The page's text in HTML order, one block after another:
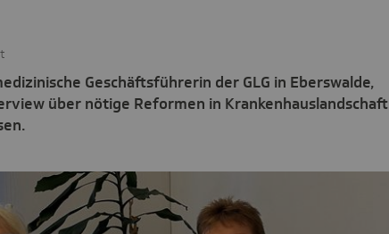
Geschäftsführerin der GLG in Eberswalde,
über nötige Reformen in Krankenhauslandschaft